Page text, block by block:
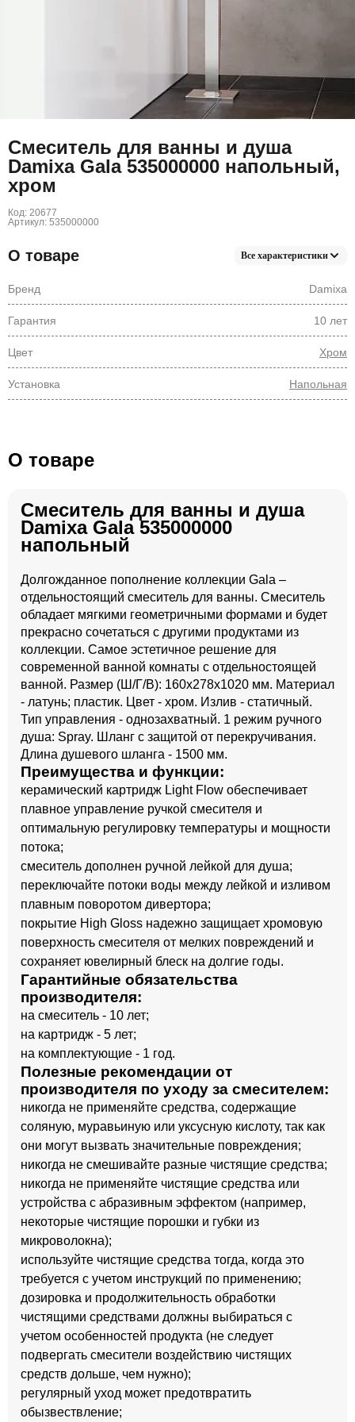
Смеситель для ванны и душа
Damixa Gala 535000000 напольный,
хром
Код: 20677
Артикул: 535000000
О товаре Все характеристики
Бренд Damixa
Гарантия 10 лет
Цвет Хром
Установка Напольная
О товаре
Смеситель для ванны и душа
Damixa Gala 535000000
напольный
Долгожданное пополнение коллекции Gala –
отдельностоящий смеситель для ванны. Смеситель
обладает мягкими геометричными формами и будет
прекрасно сочетаться с другими продуктами из
коллекции. Самое эстетичное решение для
современной ванной комнаты с отдельностоящей
ванной. Размер (Ш/Г/В): 160x278x1020 мм. Материал
- латунь; пластик. Цвет - хром. Излив - статичный.
Тип управления - однозахватный. 1 режим ручного
душа: Spray. Шланг с защитой от перекручивания.
Длина душевого шланга - 1500 мм.
Преимущества и функции:
керамический картридж Light Flow обеспечивает
плавное управление ручкой смесителя и
оптимальную регулировку температуры и мощности
потока;
смеситель дополнен ручной лейкой для душа;
переключайте потоки воды между лейкой и изливом
плавным поворотом дивертора;
покрытие High Gloss надежно защищает хромовую
поверхность смесителя от мелких повреждений и
сохраняет ювелирный блеск на долгие годы.
Гарантийные обязательства
производителя:
на смеситель - 10 лет;
на картридж - 5 лет;
на комплектующие - 1 год.
Полезные рекомендации от
производителя по уходу за смесителем:
никогда не применяйте средства, содержащие
соляную, муравьиную или уксусную кислоту, так как
они могут вызвать значительные повреждения;
никогда не смешивайте разные чистящие средства;
никогда не применяйте чистящие средства или
устройства с абразивным эффектом (например,
некоторые чистящие порошки и губки из
микроволокна);
используйте чистящие средства тогда, когда это
требуется с учетом инструкций по применению;
дозировка и продолжительность обработки
чистящими средствами должны выбираться с
учетом особенностей продукта (не следует
подвергать смесители воздействию чистящих
средств дольше, чем нужно);
регулярный уход может предотвратить
обызвествление;